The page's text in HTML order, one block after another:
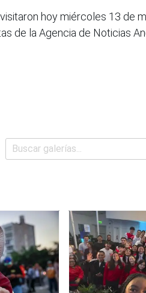
hoy miércoles 13 de
de la Agencia de Noticias